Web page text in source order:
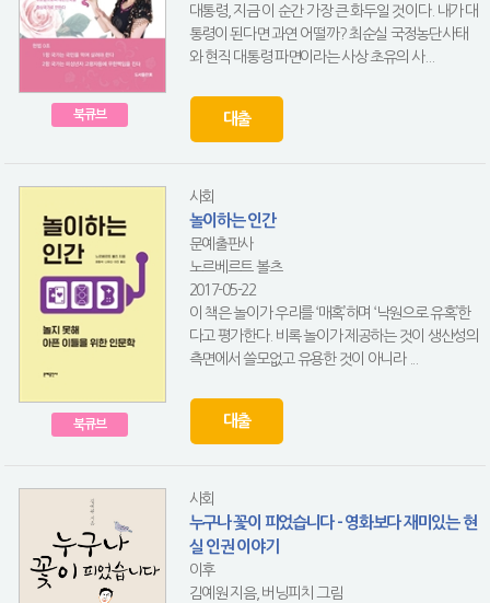
북큐브
대통령, 지금 이 순간 가장 큰 화두일 것이다. 내가 대
통령이 된다면 과연 어떨까? 최순실 국정농단사태
와 현직 대통령 파면이라는 사상 초유의 사...
대출
북큐브
사회
놀이하는 인간
문예출판사
노르베르트 볼츠
2017-05-22
이 책은 놀이가 우리를 ‘매혹’하며 ‘낙원으로 유혹’한
다고 평가한다. 비록 놀이가 제공하는 것이 생산성의
측면에서 쓸모없고 유용한 것이 아니라 ...
대출
사회
누구나 꽃이 피었습니다 - 영화보다 재미있는 현
실 인권 이야기
이후
김예원 지음, 버닝피치 그림